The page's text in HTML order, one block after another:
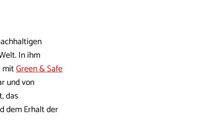
In ihm
mitGreen & Safe
und von
das
dem Erhalt der